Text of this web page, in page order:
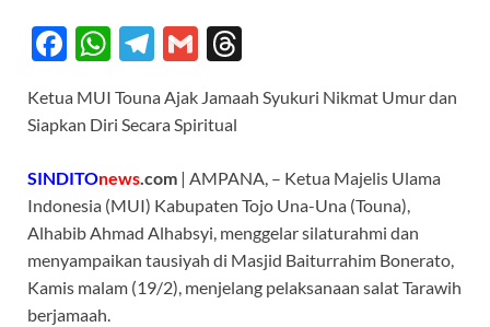
F
e
o
o
k
W
at
A
p
p
T
e
gr
a
m
G
ail e
ds
Ketua MUI Touna Ajak Jamaah Syukuri Nikmat Umur dan
Siapkan Diri Secara Spiritual
SINDITOnews.com | AMPANA, – Ketua Majelis Ulama
Indonesia (MUI) Kabupaten Tojo Una-Una (Touna),
Alhabib Ahmad Alhabsyi, menggelar silaturahmi dan
menyampaikan tausiyah di Masjid Baiturrahim Bonerato,
Kamis malam (19/2), menjelang pelaksanaan salat Tarawih
berjamaah.